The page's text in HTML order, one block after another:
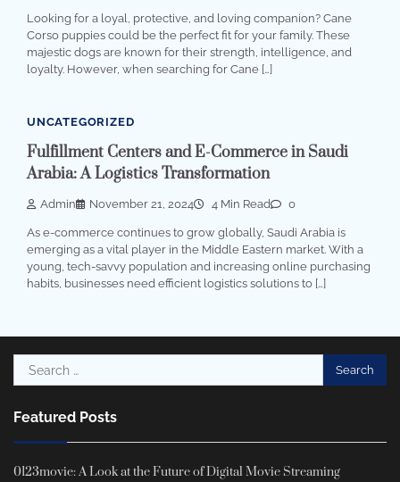
Looking for a loyal, protective, and loving companion? Cane
Corso puppies could be the perfect fit for your family. These
majestic dogs are known for their strength, intelligence, and
loyalty. However, when searching for Cane […]
UNCATEGORIZED
Fulfillment Centers and E-Commerce in Saudi
Arabia: A Logistics Transformation
Admin November 21, 2024 4 Min Read 0
As e-commerce continues to grow globally, Saudi Arabia is
emerging as a vital player in the Middle Eastern market. With a
young, tech-savvy population and increasing online purchasing
habits, businesses need efficient logistics solutions to […]
Search
for:
Featured Posts
0123movie: A Look at the Future of Digital Movie Streaming